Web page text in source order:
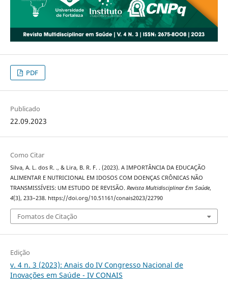
PDF
Publicado
22.09.2023
Como Citar
Silva, A. L. dos R. ., & Lira, B. R. F. . (2023). A IMPORTÂNCIA DA EDUCAÇÃO
ALIMENTAR E NUTRICIONAL EM IDOSOS COM DOENÇAS CRÔNICAS NÃO
TRANSMISSÍVEIS: UM ESTUDO DE REVISÃO. Revista Multidisciplinar Em Saúde,
4(3), 233–238. https://doi.org/10.51161/conais2023/22790
Fomatos de Citação
Edição
v. 4 n. 3 (2023): Anais do IV Congresso Nacional de
Inovações em Saúde - IV CONAIS